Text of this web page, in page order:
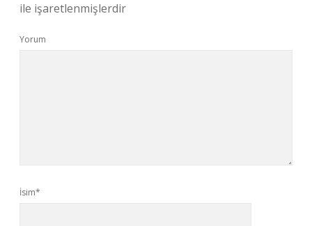
ile işaretlenmişlerdir
Yorum
İsim*